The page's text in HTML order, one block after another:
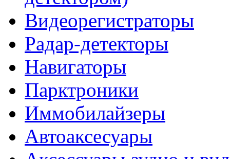
Видеорегистраторы
Радар-детекторы
Навигаторы
Парктроники
Иммобилайзеры
Автоаксесуары